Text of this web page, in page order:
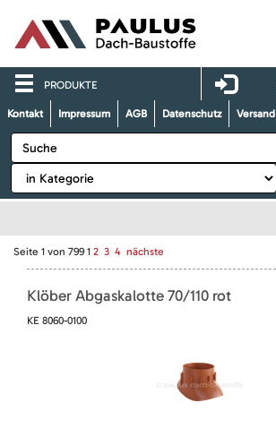
PRODUKTE
Kontakt Impressum AGB Datenschutz Versand
Seite 1 von 799 1 2 3 4 nächste
Klöber Abgaskalotte 70/110 rot
KE 8060-0100